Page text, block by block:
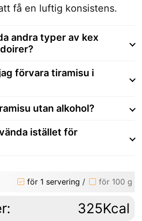
få en luftig konsistens.
andra typer av kex
förvara tiramisu i
utan alkohol?
istället för
för 1 servering / för 100 g
325Kcal